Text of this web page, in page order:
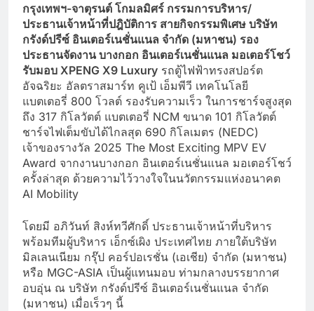
กรุงเทพฯ-จาตุรนต์ โกมลมิศร์ กรรมการบริหาร/
ประธานเจ้าหน้าที่ปฎิบัติการ สายกิจกรรมพิเศษ บริษัท
กรังด์ปรีซ์ อินเตอร์เนชั่นแนล จำกัด (มหาชน) รอง
ประธานจัดงาน บางกอก อินเตอร์เนชั่นแนล มอเตอร์โชว์
รับมอบ XPENG X9 Luxury รถตู้ไฟฟ้าทรงสปอร์ต
อัจฉริยะ อัลตราสมาร์ท คูเป้ เอ็มพีวี เทคโนโลยี
แบตเตอรี่ 800 โวลต์ รองรับความเร็ว ในการชาร์จสูงสุด
ถึง 317 กิโลวัตต์ แบตเตอรี่ NCM ขนาด 101 กิโลวัตต์
ชาร์จไฟเต็มขับได้ไกลสุด 690 กิโลเมตร (NEDC)
เจ้าของรางวัล 2025 The Most Exciting MPV EV
Award จากงานบางกอก อินเตอร์เนชั่นแนล มอเตอร์โชว์
ครั้งล่าสุด ด้วยความไว้วางใจในนวัตกรรมแห่งอนาคต
AI Mobility
โดยมี อภิวันท์ สิงห์ทวีศักดิ์ ประธานเจ้าหน้าที่บริหาร
พร้อมทีมผู้บริหาร เอ็กซ์เผิง ประเทศไทย ภายใต้บริษัท
มิลเลนเนียม กรุ๊ป คอร์ปอเรชั่น (เอเชีย) จำกัด (มหาชน)
หรือ MGC-ASIA เป็นผู้แทนมอบ ท่ามกลางบรรยากาศ
อบอุ่น ณ บริษัท กรังด์ปรีซ์ อินเตอร์เนชั่นแนล จำกัด
(มหาชน) เมื่อเร็วๆ นี้